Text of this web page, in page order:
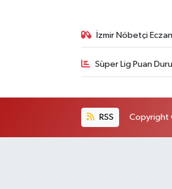
İzmir Nöbetçi
Süper Lig Puan
RSS Copyright